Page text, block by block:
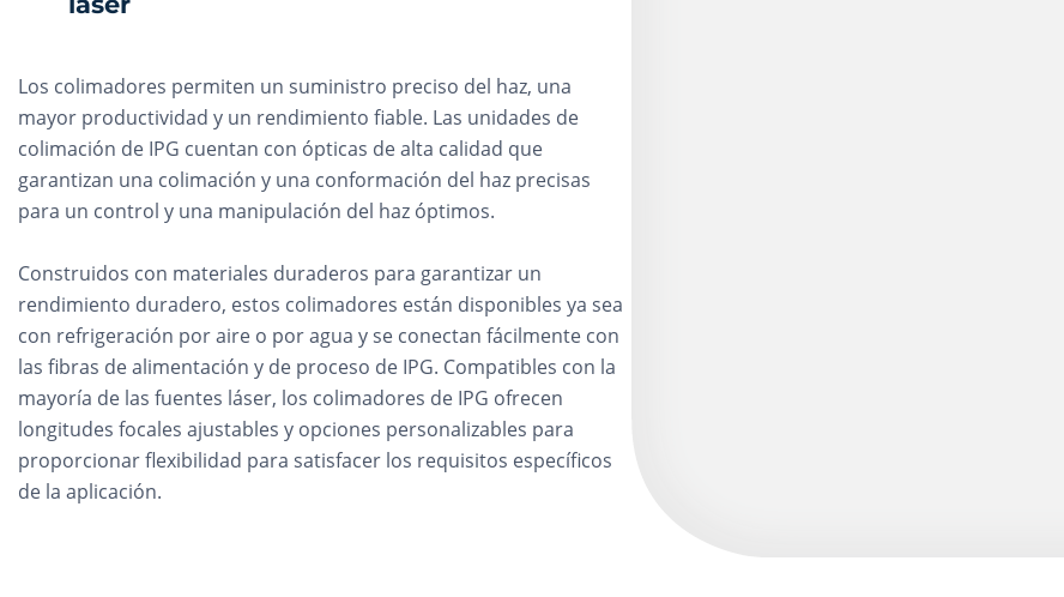
Los colimadores permiten un suministro preciso del haz, una
mayor productividad y un rendimiento fiable. Las unidades de
colimación de IPG cuentan con ópticas de alta calidad que
garantizan una colimación y una conformación del haz precisas
para un control y una manipulación del haz óptimos.
Construidos con materiales duraderos para garantizar un
rendimiento duradero, estos colimadores están disponibles ya sea
con refrigeración por aire o por agua y se conectan fácilmente con
las fibras de alimentación y de proceso de IPG. Compatibles con la
mayoría de las fuentes láser, los colimadores de IPG ofrecen
longitudes focales ajustables y opciones personalizables para
proporcionar flexibilidad para satisfacer los requisitos específicos
de la aplicación.